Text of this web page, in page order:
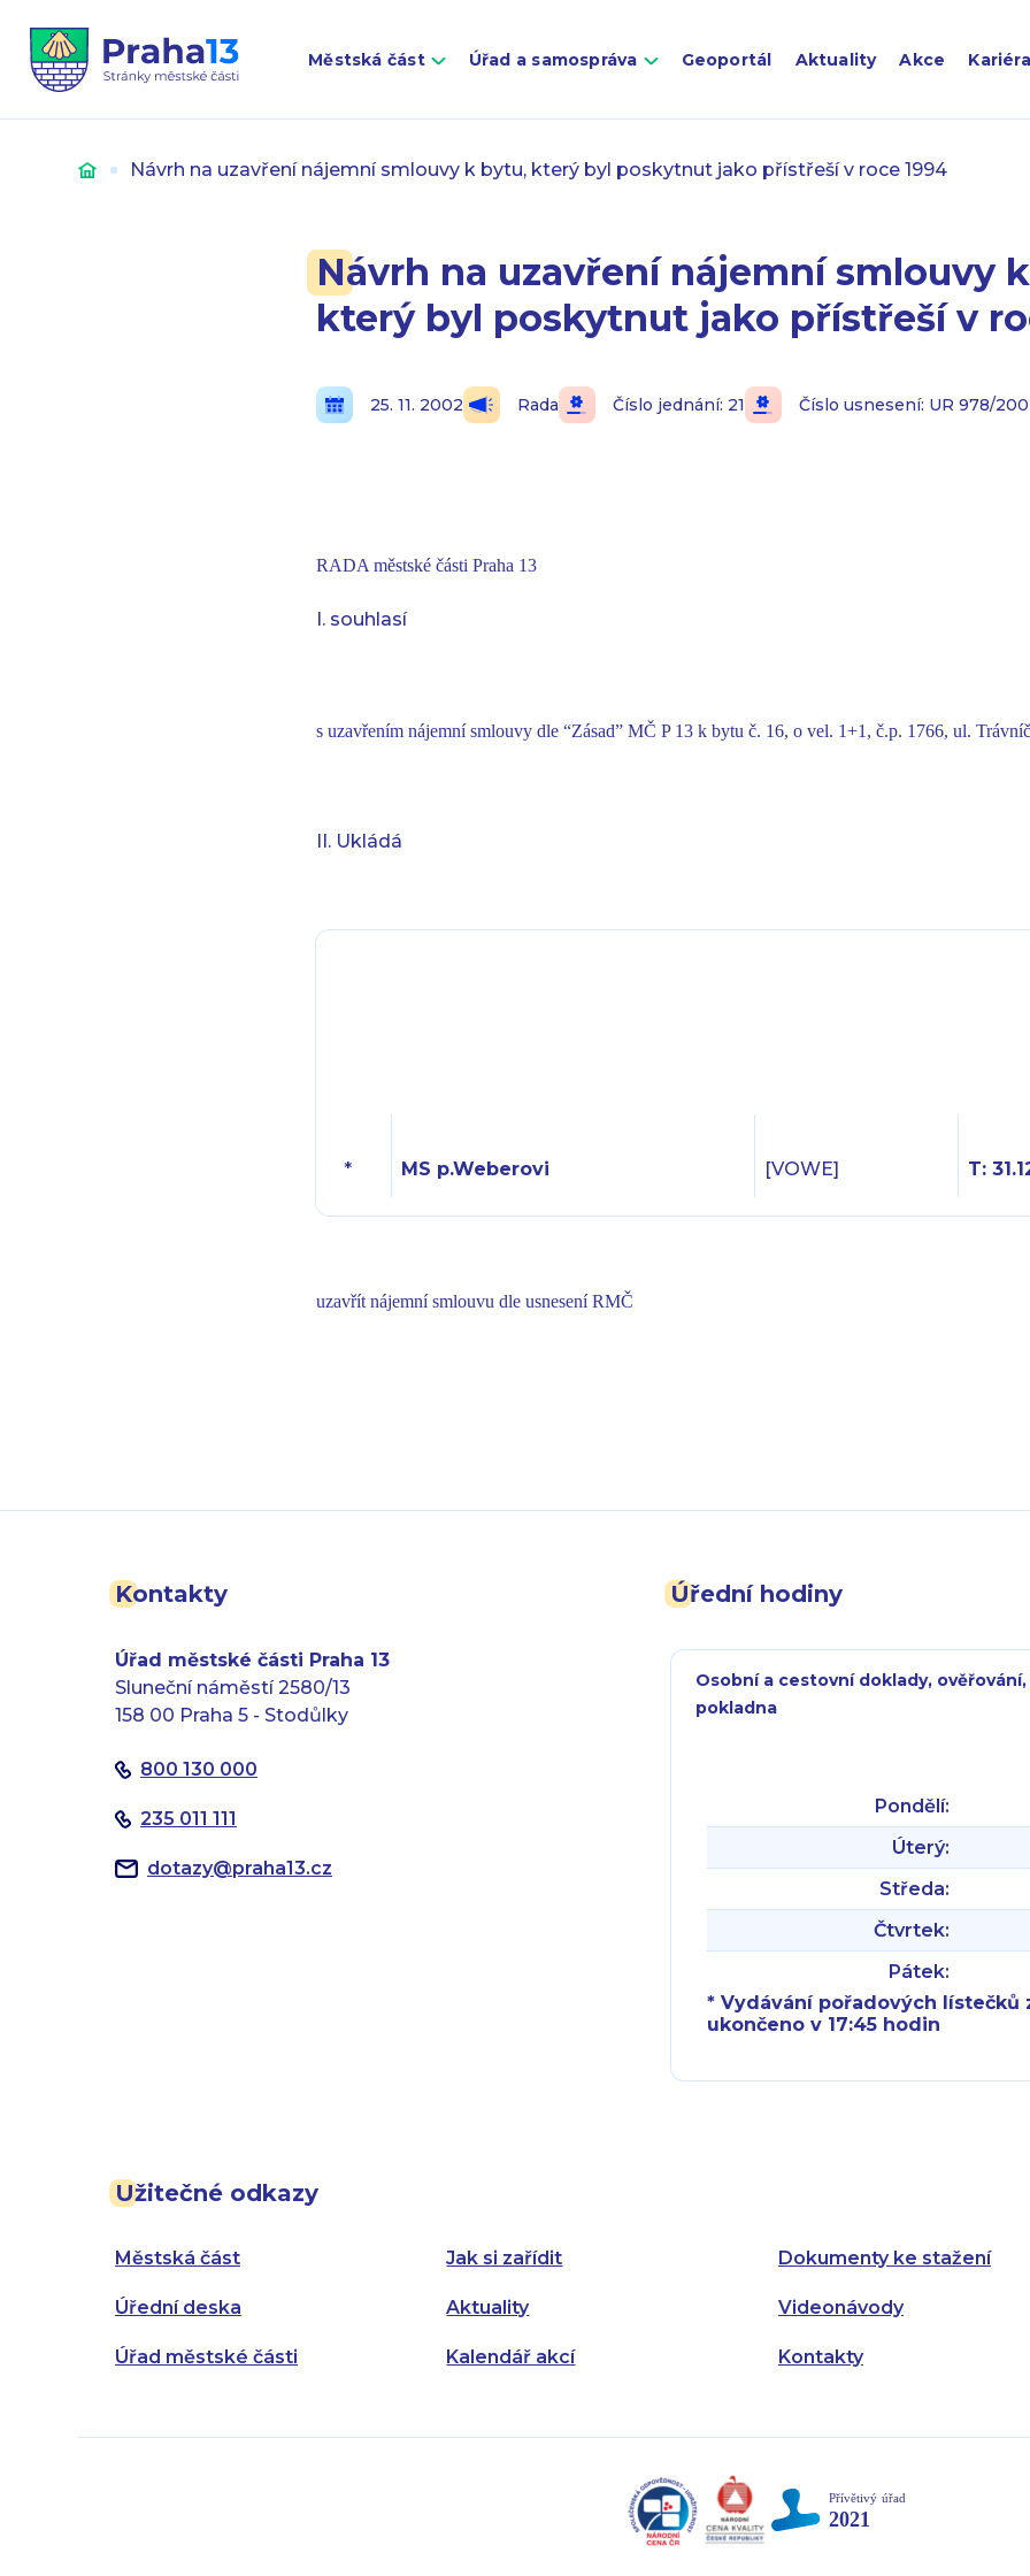
Městská část Úřad a samospráva Geoportál Aktuality Akce Kariéra
Úvod Návrh na uzavření nájemní smlouvy k bytu, který byl poskytnut jako přístřeší v roce 1994
Návrh na uzavření nájemní smlouvy
který byl poskytnut jako přístřeší v
25. 11. 2002 Rada Číslo jednání: 21 Číslo usnesení: UR 978/
RADA městské části Praha 13
I. souhlasí
s uzavřením nájemní smlouvy dle “Zásad” MČ P 13 k bytu č. 16, o vel. 1+1, č.p. 1766, ul.
II. Ukládá
* MS p.Weberovi [VOWE] T:
uzavřít nájemní smlouvu dle usnesení RMČ
Kontakty
Úřad městské části Praha 13
Sluneční náměstí 2580/13
158 00 Praha 5 - Stodůlky
800 130 000
235 011 111
dotazy@praha13.cz
Užitečné odkazy
Městská část
Úřední deska
Úřad městské části
Jak si zařídit
Aktuality
Kalendář akcí
Dokumenty ke stažení
Videonávody
Kontakty
Úřední hodiny
Osobní a cestovní doklady,
pokladna
Pondělí:
Úterý:
Středa:
Čtvrtek:
Pátek:
* Vydávání pořadových
ukončeno v 17:45 hodin
Pátek: